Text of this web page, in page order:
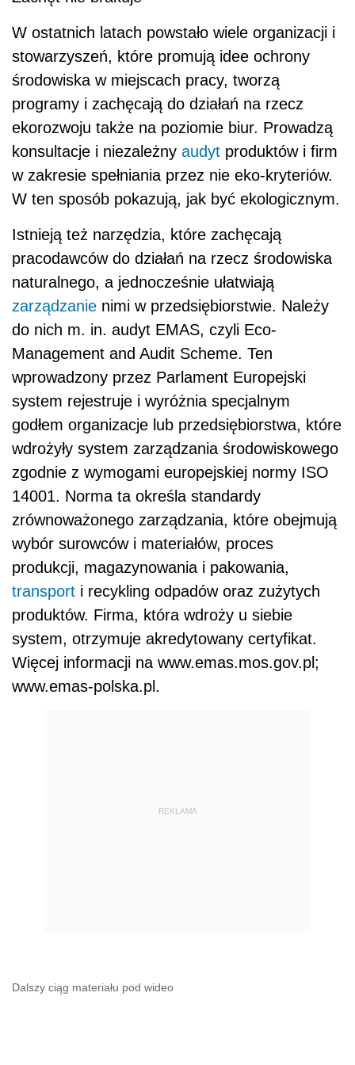
W ostatnich latach powstało wiele organizacji i
stowarzyszeń, które promują idee ochrony
środowiska w miejscach pracy, tworzą
programy i zachęcają do działań na rzecz
ekorozwoju także na poziomie biur. Prowadzą
konsultacje i niezależny audyt produktów i firm
w zakresie spełniania przez nie eko-kryteriów.
W ten sposób pokazują, jak być ekologicznym.
Istnieją też narzędzia, które zachęcają
pracodawców do działań na rzecz środowiska
naturalnego, a jednocześnie ułatwiają
zarządzanie nimi w przedsiębiorstwie. Należy
do nich m. in. audyt EMAS, czyli Eco-
Management and Audit Scheme. Ten
wprowadzony przez Parlament Europejski
system rejestruje i wyróżnia specjalnym
godłem organizacje lub przedsiębiorstwa, które
wdrożyły system zarządzania środowiskowego
zgodnie z wymogami europejskiej normy ISO
14001. Norma ta określa standardy
zrównoważonego zarządzania, które obejmują
wybór surowców i materiałów, proces
produkcji, magazynowania i pakowania,
transport i recykling odpadów oraz zużytych
produktów. Firma, która wdroży u siebie
system, otrzymuje akredytowany certyfikat.
Więcej informacji na www.emas.mos.gov.pl;
www.emas-polska.pl.
REKLAMA
Dalszy ciąg materiału pod wideo